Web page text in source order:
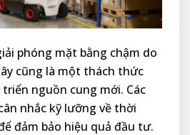
phóng mặt bằng chậm do
cũng là một thách thức
nguồn cung mới. Các
nhắc kỹ lưỡng về thời
đảm bảo hiệu quả đầu tư.